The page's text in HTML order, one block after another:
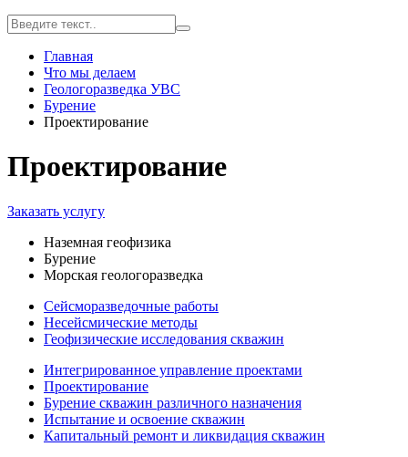
Главная
Что мы делаем
Геологоразведка УВС
Бурение
Проектирование
Проектирование
Заказать услугу
Наземная геофизика
Бурение
Морская геологоразведка
Сейсморазведочные работы
Несейсмические методы
Геофизические исследования скважин
Интегрированное управление проектами
Проектирование
Бурение скважин различного назначения
Испытание и освоение скважин
Капитальный ремонт и ликвидация скважин